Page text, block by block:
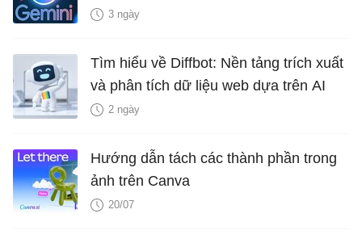
3 ngày
Tìm hiểu về Diffbot: Nền tảng trích xuất
và phân tích dữ liệu web dựa trên AI
2 ngày
Hướng dẫn tách các thành phần trong
ảnh trên Canva
20/07